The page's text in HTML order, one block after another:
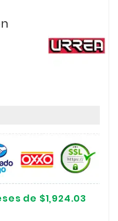
de $1,924.03